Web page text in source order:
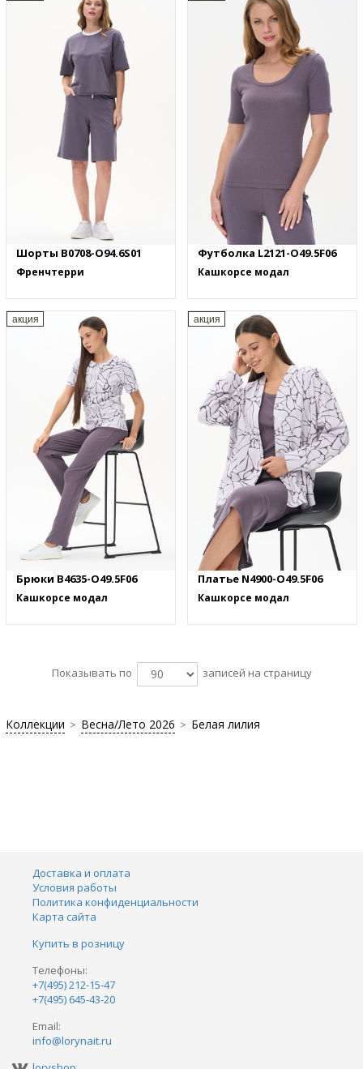
Шорты B0708-O94.6S01
Френчтерри
Футболка L2121-O49.5F06
Кашкорсе модал
акция
Брюки B4635-O49.5F06
Кашкорсе модал
акция
Платье N4900-O49.5F06
Кашкорсе модал
Показывать по записей на страницу
Коллекции > Весна/Лето 2026 > Белая лилия
Доставка и оплата
Условия работы
Политика конфиденциальности
Карта сайта
Купить в розницу
Телефоны:
+7(495) 212-15-47
+7(495) 645-43-20
Email:
info@lorynait.ru